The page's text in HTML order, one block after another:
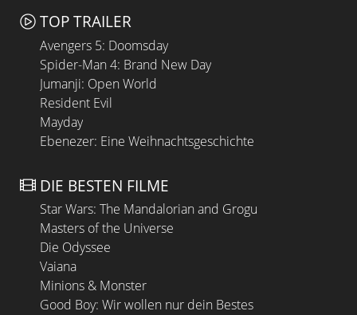
TOP TRAILER
Avengers 5: Doomsday
Spider-Man 4: Brand New Day
Jumanji: Open World
Resident Evil
Mayday
Ebenezer: Eine Weihnachtsgeschichte
DIE BESTEN FILME
Star Wars: The Mandalorian and Grogu
Masters of the Universe
Die Odyssee
Vaiana
Minions & Monster
Good Boy: Wir wollen nur dein Bestes